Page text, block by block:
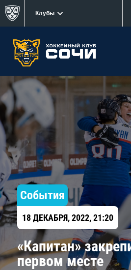
Клубы
События
18 ДЕКАБРЯ, 2022, 21:20
«Капитан»
первом месте